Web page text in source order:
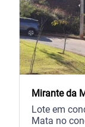
Mirante da
Lote em
Mata no